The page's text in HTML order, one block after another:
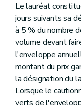
Le lauréat
jours suivants sa
à 5 % du nombre
volume devant
l'enveloppe
montant du prix
la désignation du
Lorsque le